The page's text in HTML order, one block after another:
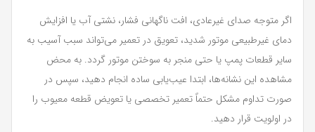
اگر متوجه صدای غیرعادی، افت ناگهانی فشار، نشتی آب یا افزایش
دمای غیرطبیعی موتور شدید، تعویق در تعمیر می‌تواند سبب آسیب به
سایر قطعات پمپ یا حتی منجر به سوختن موتور گردد. به محض
مشاهده این نشانه‌ها، ابتدا عیب‌یابی ساده انجام دهید، سپس در
صورت تداوم مشکل حتماً تعمیر تخصصی یا تعویض قطعه معیوب را
در اولویت قرار دهید.